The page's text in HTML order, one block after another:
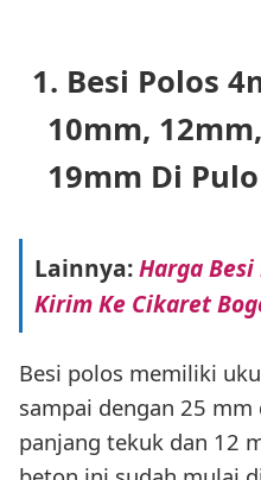
1. Besi Polos
10mm,
19mm Di
Lainnya:Harga
Kirim Ke Cikaret
Besi polos memiliki
sampai dengan 25
panjang tekuk dan 12